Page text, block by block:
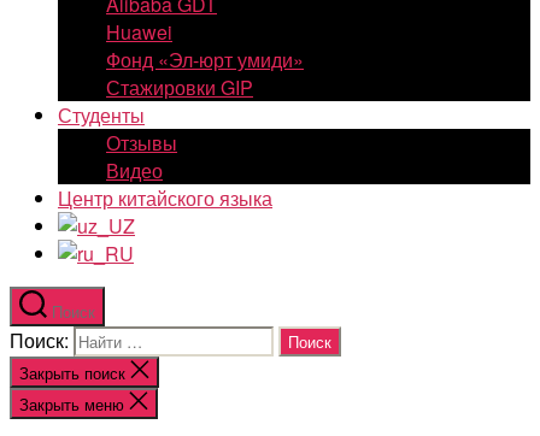
Huawei
Фонд «Эл-юрт умиди»
Стажировки GIP
Студенты
Отзывы
Видео
Центр китайского языка
Поиск
Поиск:
Закрыть поиск
Закрыть меню